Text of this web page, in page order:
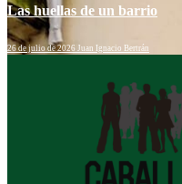
Las huellas de un barrio
26 de julio de 2026 Juan Ignacio Bertrán